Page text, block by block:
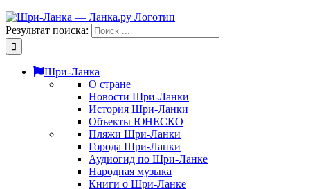
Результат поиска:
Шри-Ланка
О стране
Новости Шри-Ланки
История Шри-Ланки
Объекты ЮНЕСКО
Пляжи Шри-Ланки
Города Шри-Ланки
Аудиогид по Шри-Ланке
Народная музыка
Книги о Шри-Ланке